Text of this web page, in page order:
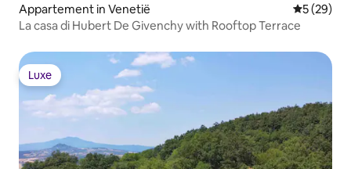
Appartement in Venetië
5 (29)
La casa di Hubert De Givenchy with Rooftop Terrace
Luxe
Luxe